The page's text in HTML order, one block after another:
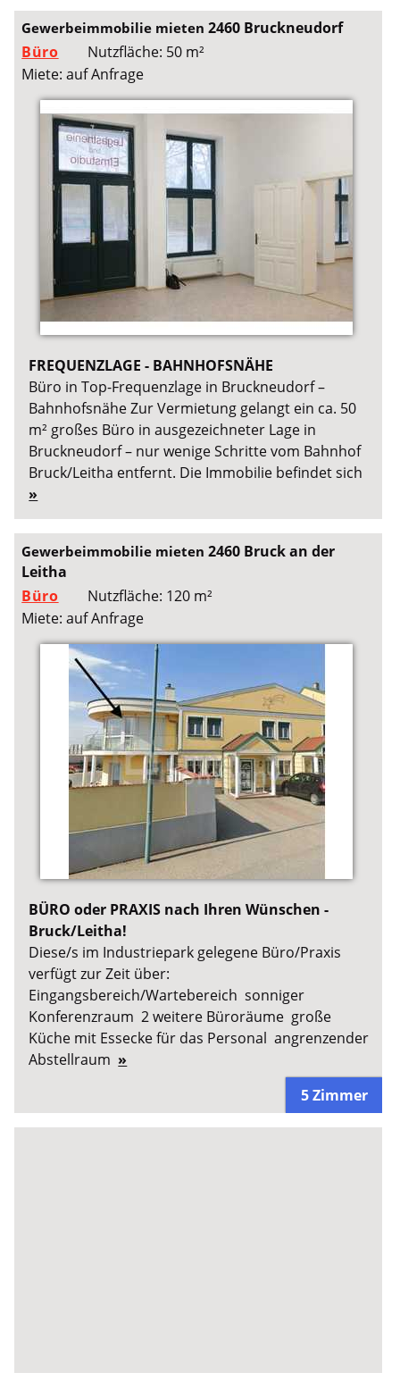
Gewerbeimmobilie mieten2460 Bruckneudorf
Büro
Nutzfläche: 50 m²
Miete: auf Anfrage
FREQUENZLAGE - BAHNHOFSNÄHE
Büro in Top-Frequenzlage in Bruckneudorf –
Bahnhofsnähe Zur Vermietung gelangt ein ca. 50
m² großes Büro in ausgezeichneter Lage in
Bruckneudorf – nur wenige Schritte vom Bahnhof
Bruck/Leitha entfernt. Die Immobilie befindet sich
»
Gewerbeimmobilie mieten2460 Bruck an der
Leitha
Büro
Nutzfläche: 120 m²
Miete: auf Anfrage
BÜRO oder PRAXIS nach Ihren Wünschen -
Bruck/Leitha!
Diese/s im Industriepark gelegene Büro/Praxis
verfügt zur Zeit über:
Eingangsbereich/Wartebereich sonniger
Konferenzraum 2 weitere Büroräume große
Küche mit Essecke für das Personal angrenzender
Abstellraum »
5 Zimmer